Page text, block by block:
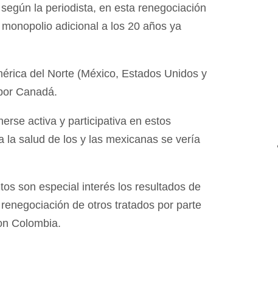
la periodista, en esta renegociación
adicional a los 20 años ya
del Norte (México, Estados Unidos y
Canadá.
activa y participativa en estos
la salud de los y las mexicanas se vería
son especial interés los resultados de
de otros tratados por parte
Colombia.